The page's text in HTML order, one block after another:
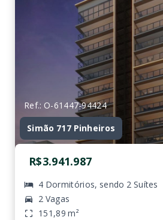
Ref.: O-61447-94424
Simão 717 Pinheiros
R$3.941.987
4 Dormitórios, sendo 2 Suítes
2 Vagas
151,89 m²